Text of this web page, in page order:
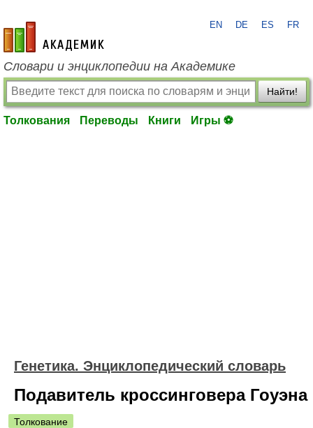
academic.ru
EN DE ES FR
Словари и энциклопедии на Академике
Найти!
Толкования Переводы Книги Игры ⚽
Генетика. Энциклопедический словарь
Подавитель кроссинговера Гоуэна
Толкование